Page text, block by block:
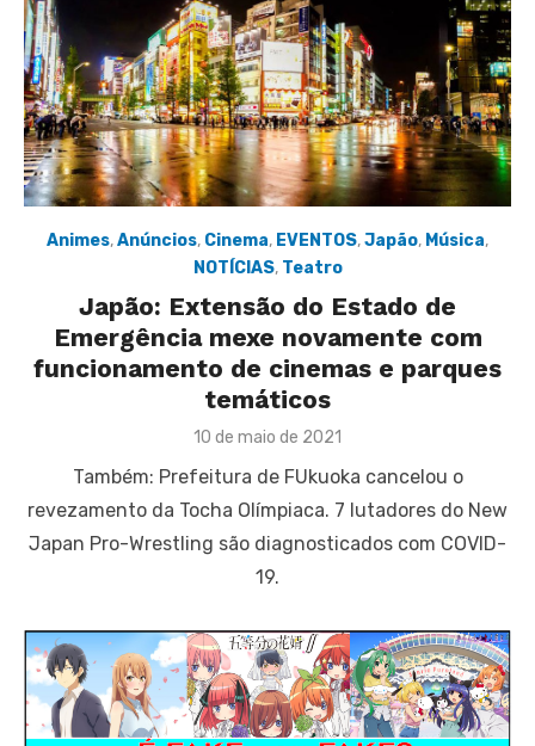
Animes,Anúncios, Cinema, EVENTOS,Japão, Música,
NOTÍCIAS, Teatro
Japão: Extensão do Estado de
Emergência mexe novamente com
funcionamento de cinemas e parques
temáticos
Posted
10 de maio de 2021
Também: Prefeitura de FUkuoka cancelou o
revezamento da Tocha Olímpiaca. 7 lutadores do New
Japan Pro-Wrestling são diagnosticados com COVID-
19.